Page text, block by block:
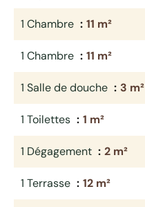
1 Chambre 11 m²
1 Chambre 11 m²
1 Salle de douche 3 m²
1 Toilettes 1 m²
1 Dégagement 2 m²
1 Terrasse 12 m²